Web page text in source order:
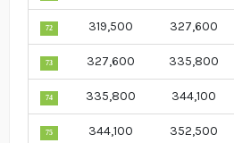
72 319,500 327,600
73 327,600 335,800
74 335,800 344,100
75 344,100 352,500